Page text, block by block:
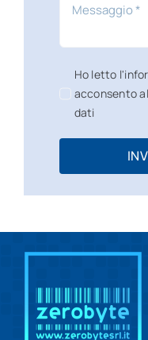
Ho letto
acconsento
dati